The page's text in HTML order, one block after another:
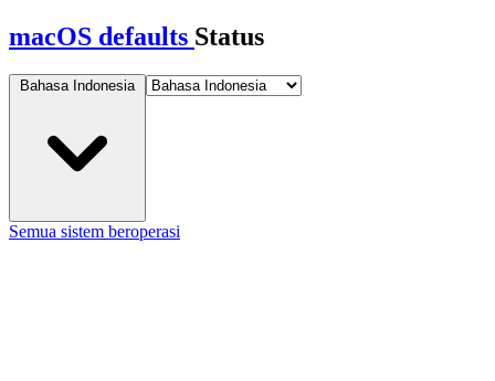
macOS defaults Status
Bahasa Indonesia
Semua sistem beroperasi